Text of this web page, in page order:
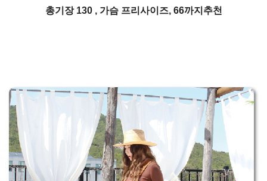
총기장 130 , 가슴 프리사이즈, 66까지추천